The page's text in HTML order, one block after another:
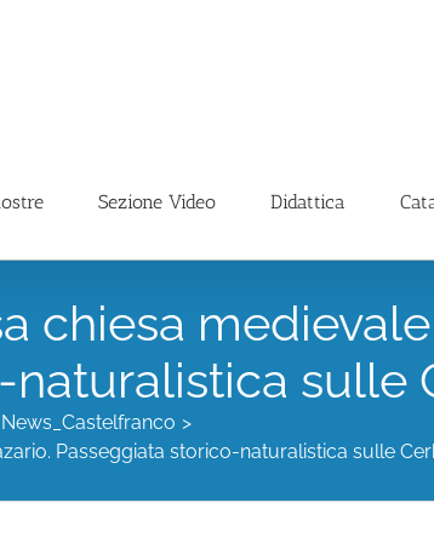
Sezione Video Didattica
chiesa
sulle
News_Castelfranco
Passeggiata storico-naturalistica sulle